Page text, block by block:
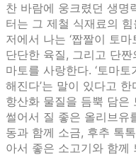
찬 바람에 웅크렸던 생명
터는 그 제철 식재료의
저에서 나는 ‘짭짤이 토
단단한 육질, 그리고 단
마토를 사랑한다. ‘토마
해진다’는 말이 있다고
항산화 물질을 듬뿍 담은
썰어서 질 좋은 올리브유
동과 함께 소금, 후추 톡
아서 좋은 소고기와 함께